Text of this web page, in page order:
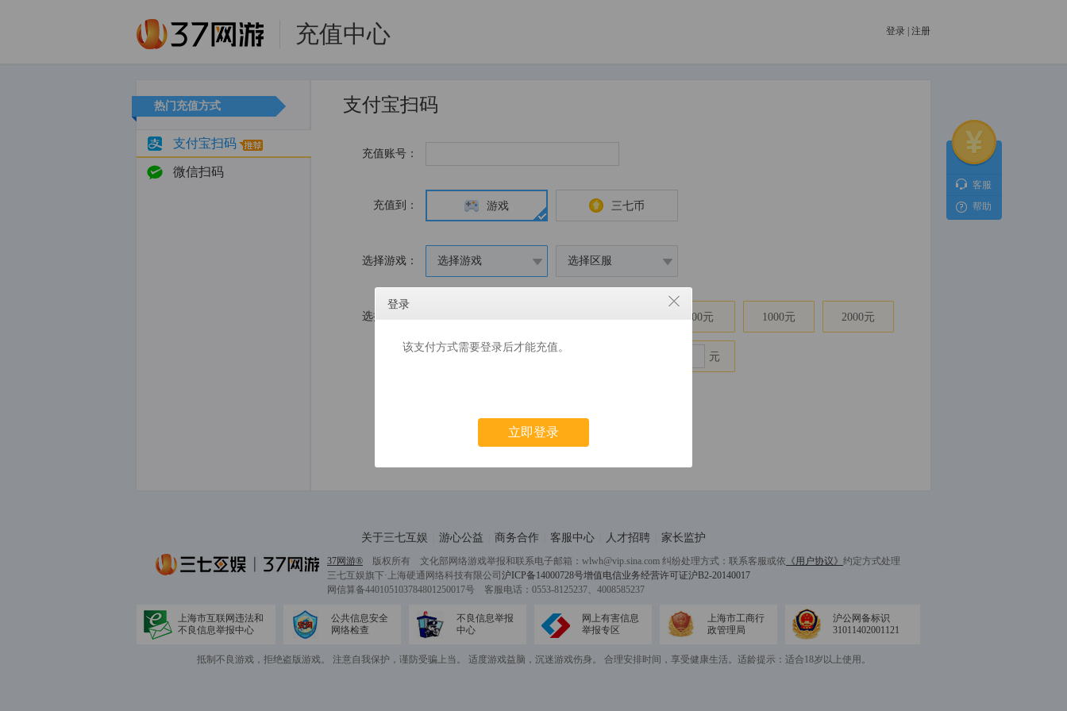
充值中心 登录 注册
热门充值方式
支付宝扫码
微信扫码
支付宝扫码
充值账号：
充值到： 游戏 三七币
选择游戏： 选择游戏 选择区服
选择金额： 500元 1000元 2000元
元
立即充值
客服
帮助
登录
该支付方式需要登录后才能充值。
立即登录
关于三七互娱 游心公益 商务合作 客服中心 人才招聘 家长监护
37网游® 版权所有 文化部网络游戏举报和联系电子邮箱：wlwh@vip.sina.com 纠纷处理方式：联系客服或依 《用户协议》 约定方式处理
三七互娱旗下·上海硬通网络科技有限公司 沪ICP备14000728号增值电信业务经营许可证沪B2-20140017
网信算备440105103784801250017号 客服电话：0553-8125237、4008585237
上海市互联网违法和
不良信息举报中心
公共信息安全
网络检查
不良信息举报
中心
网上有害信息
举报专区
上海市工商行
政管理局
沪公网备标识
31011402001121
抵制不良游戏，拒绝盗版游戏。 注意自我保护，谨防受骗上当。 适度游戏益脑，沉迷游戏伤身。 合理安排时间，享受健康生活。适龄提示：适合18岁以上使用。